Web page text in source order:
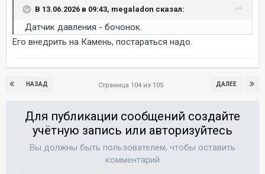
В 13.06.2026 в 09:43, megaladon сказал:
Датчик давления - бочонок.
Его внедрить на Камень, постараться надо.
НАЗАД ДАЛЕЕ
Страница 104 из 105
Для публикации сообщений создайте
учётную запись или авторизуйтесь
Вы должны быть пользователем, чтобы оставить
комментарий